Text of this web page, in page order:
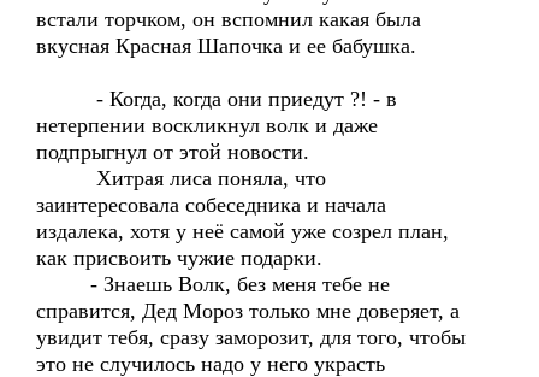
встали торчком, он вспомнил какая была
вкусная Красная Шапочка и ее бабушка.
- Когда, когда они приедут ?! - в
нетерпении воскликнул волк и даже
подпрыгнул от этой новости.
Хитрая лиса поняла, что
заинтересовала собеседника и начала
издалека, хотя у неё самой уже созрел план,
как присвоить чужие подарки.
- Знаешь Волк, без меня тебе не
справится, Дед Мороз только мне доверяет, а
увидит тебя, сразу заморозит, для того, чтобы
это не случилось надо у него украсть